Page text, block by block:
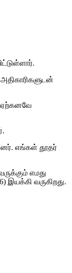
ஏற்கனவே
எங்கள் தூதர்
எமது
வருகிறது.